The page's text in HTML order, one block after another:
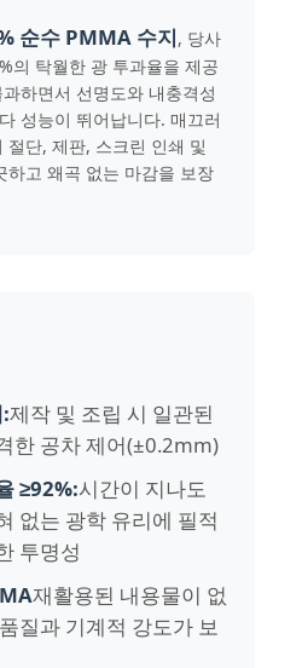
순수 PMMA 수지, 당사
의 탁월한 광 투과율을 제공
하면서 선명도와 내충격성
성능이 뛰어납니다. 매끄러
절단, 제판, 스크린 인쇄 및
하고 왜곡 없는 마감을 보장
제작 및 조립 시 일관된
한 공차 제어(±0.2mm)
≥92%:시간이 지나도
없는 광학 유리에 필적
투명성
재활용된 내용물이 없
질과 기계적 강도가 보